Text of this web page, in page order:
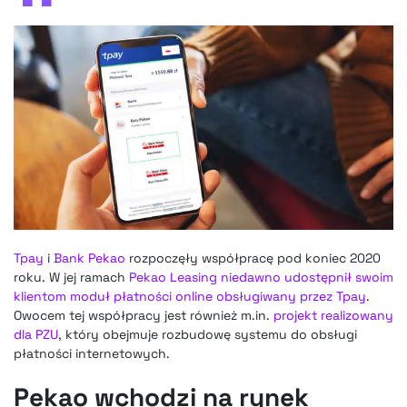
Tpay i Bank Pekao rozpoczęły współpracę pod koniec 2020
roku. W jej ramach Pekao Leasing niedawno udostępnił swoim
klientom moduł płatności online obsługiwany przez Tpay.
Owocem tej współpracy jest również m.in. projekt realizowany
dla PZU, który obejmuje rozbudowę systemu do obsługi
płatności internetowych.
Pekao wchodzi na rynek